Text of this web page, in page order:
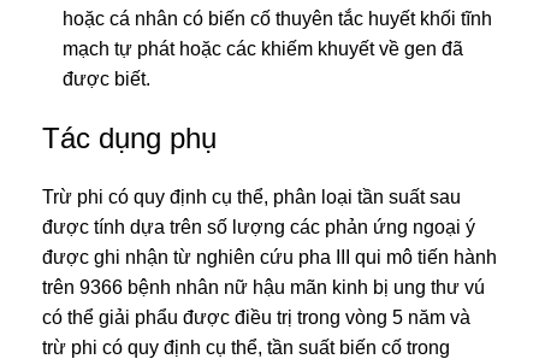
hoặc cá nhân có biến cố thuyên tắc huyết khối tĩnh
mạch tự phát hoặc các khiếm khuyết về gen đã
được biết.
Tác dụng phụ
Trừ phi có quy định cụ thể, phân loại tần suất sau
được tính dựa trên số lượng các phản ứng ngoại ý
được ghi nhận từ nghiên cứu pha III qui mô tiến hành
trên 9366 bệnh nhân nữ hậu mãn kinh bị ung thư vú
có thể giải phẩu được điều trị trong vòng 5 năm và
trừ phi có quy định cụ thể, tần suất biến cố trong